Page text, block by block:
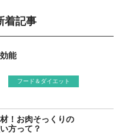
着記事
能
フード＆ダイエット
！お肉そっくりの
方って？